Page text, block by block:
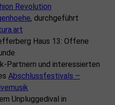
Revolution
, durchgeführt
Haus 13: Offene
Partnern und interessierten
Abschlussfestivals –
Unpluggedival in